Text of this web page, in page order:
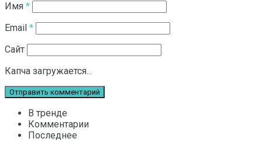
Имя *
Email *
Сайт
Капча загружается...
В тренде
Комментарии
Последнее